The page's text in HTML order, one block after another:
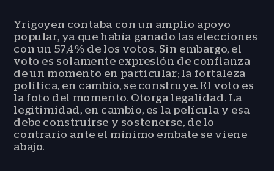
Yrigoyen contaba con un amplio apoyo
popular, ya que había ganado las elecciones
con un 57,4% de los votos. Sin embargo, el
voto es solamente expresión de confianza
de un momento en particular; la fortaleza
política, en cambio, se construye. El voto es
la foto del momento. Otorga legalidad. La
legitimidad, en cambio, es la película y esa
debe construirse y sostenerse, de lo
contrario ante el mínimo embate se viene
abajo.